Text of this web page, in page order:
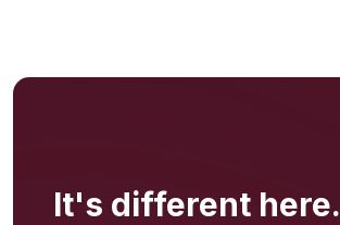
It's different here.